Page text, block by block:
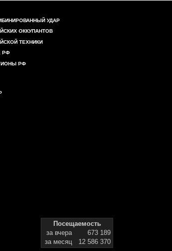
УДАР
ОККУПАНТОВ
ТЕХНИКИ
РФ
РФ
Посещаемость
за вчера
673 189
за месяц
12 586 370